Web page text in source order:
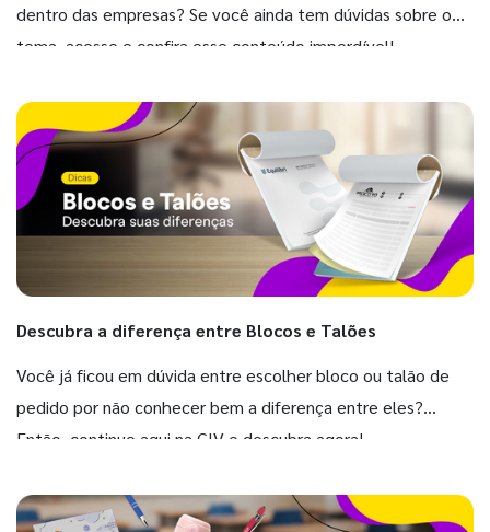
dentro das empresas? Se você ainda tem dúvidas sobre o
tema, acesse e confira esse conteúdo imperdível!
Descubra a diferença entre Blocos e Talões
Você já ficou em dúvida entre escolher bloco ou talão de
pedido por não conhecer bem a diferença entre eles?
Então, continue aqui na GIV e descubra agora!